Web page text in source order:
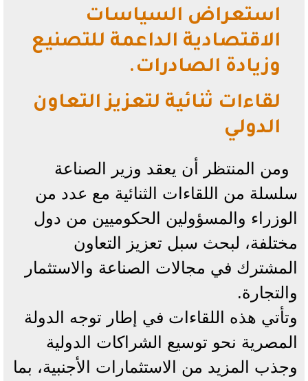
استعراض السياسات
الاقتصادية الداعمة للتصنيع
وزيادة الصادرات.
لقاءات ثنائية لتعزيز التعاون
الدولي
ومن المنتظر أن يعقد وزير الصناعة
سلسلة من اللقاءات الثنائية مع عدد من
الوزراء والمسؤولين الحكوميين من دول
مختلفة، لبحث سبل تعزيز التعاون
المشترك في مجالات الصناعة والاستثمار
والتجارة.
وتأتي هذه اللقاءات في إطار توجه الدولة
المصرية نحو توسيع الشراكات الدولية
وجذب المزيد من الاستثمارات الأجنبية، بما